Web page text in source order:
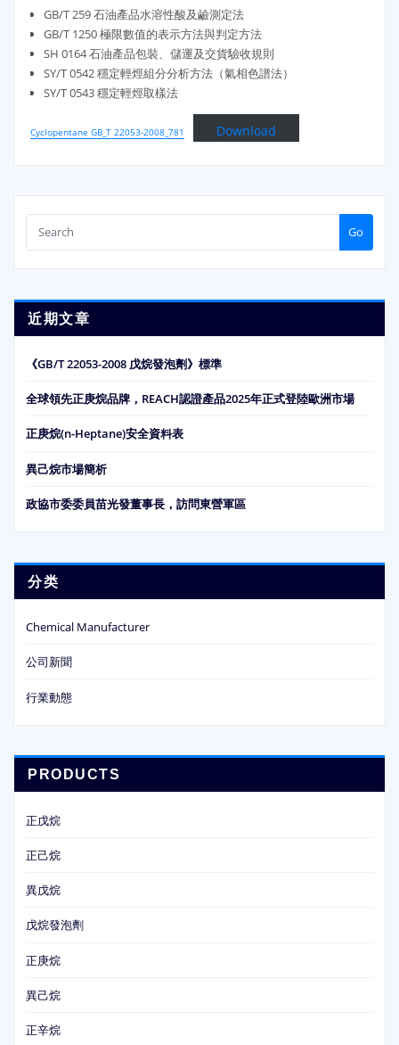
GB/T 259 石油產品水溶性酸及鹼測定法
GB/T 1250 極限數值的表示方法與判定方法
SH 0164 石油產品包裝、儲運及交貨驗收規則
SY/T 0542 穩定輕烴組分分析方法（氣相色譜法）
SY/T 0543 穩定輕烴取樣法
Cyclopentane GB_T 22053-2008_781 Download
Go
近期文章
《GB/T 22053-2008 戊烷發泡劑》標準
全球領先正庚烷品牌，REACH認證產品2025年正式登陸歐洲市場
正庚烷(n-Heptane)安全資料表
異己烷市場簡析
政協市委委員苗光發董事長，訪問東營軍區
分类
Chemical Manufacturer
公司新聞
行業動態
PRODUCTS
正戊烷
正己烷
異戊烷
戊烷發泡劑
正庚烷
異己烷
正辛烷